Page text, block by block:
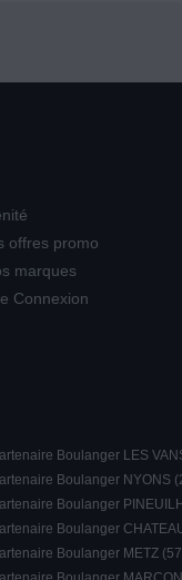
offres promo
marques
Connexion
Boulanger LES
Boulanger NYONS
Boulanger
Boulanger
Boulanger METZ